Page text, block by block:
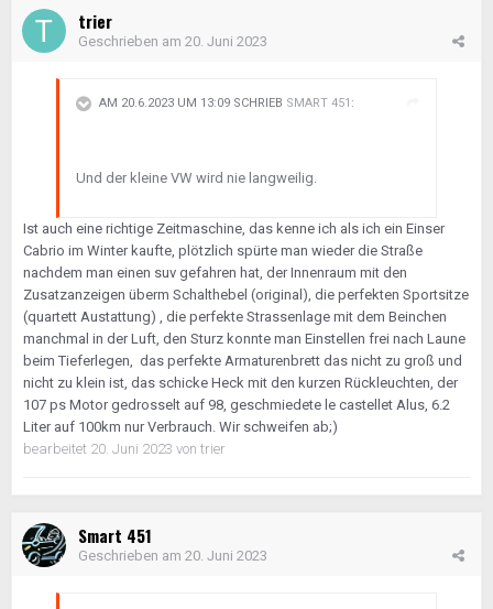
trier
Geschrieben am 20. Juni 2023
AM 20.6.2023 UM 13:09 SCHRIEB SMART 451 :
Und der kleine VW wird nie langweilig.
Ist auch eine richtige Zeitmaschine, das kenne ich als ich ein Einser
Cabrio im Winter kaufte, plötzlich spürte man wieder die Straße
nachdem man einen suv gefahren hat, der Innenraum mit den
Zusatzanzeigen überm Schalthebel (original), die perfekten Sportsitze
(quartett Austattung) , die perfekte Strassenlage mit dem Beinchen
manchmal in der Luft, den Sturz konnte man Einstellen frei nach Laune
beim Tieferlegen, das perfekte Armaturenbrett das nicht zu groß und
nicht zu klein ist, das schicke Heck mit den kurzen Rückleuchten, der
107 ps Motor gedrosselt auf 98, geschmiedete le castellet Alus, 6.2
Liter auf 100km nur Verbrauch. Wir schweifen ab;)
bearbeitet 20. Juni 2023 von trier
Smart 451
Geschrieben am 20. Juni 2023